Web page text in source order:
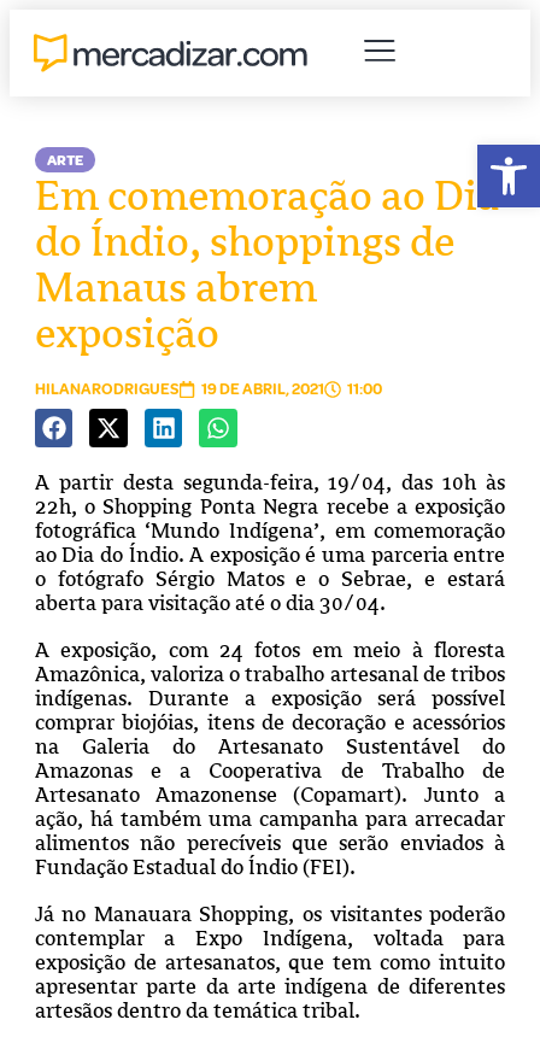
ARTE
Em comemoração ao Dia
do Índio, shoppings de
Manaus abrem
exposição
HILANARODRIGUES 19 DE ABRIL, 2021 11:00
A partir desta segunda-feira, 19/04, das 10h às
22h, o Shopping Ponta Negra recebe a exposição
fotográfica ‘Mundo Indígena’, em comemoração
ao Dia do Índio. A exposição é uma parceria entre
o fotógrafo Sérgio Matos e o Sebrae, eestará
aberta para visitação até o dia 30/04.
A exposição, com 24 fotos em meio à floresta
Amazônica, valoriza o trabalho artesanal de tribos
indígenas. Durante a exposição será possível
comprar biojóias, itens de decoração e acessórios
na Galeria do Artesanato Sustentável do
Amazonas e a Cooperativa de Trabalho de
Artesanato Amazonense (Copamart). Junto a
ação, há também uma campanha para arrecadar
alimentos não perecíveis que serão enviados à
Fundação Estadual do Índio (FEI).
Já no Manauara Shopping, os visitantes poderão
contemplar a Expo Indígena, voltada para
exposição de artesanatos, que tem como intuito
apresentar parte da arte indígena de diferentes
artesãos dentro da temática tribal.